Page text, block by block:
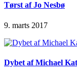
Tørst af Jo Nesbø
9. marts 2017
Dybet af Michael